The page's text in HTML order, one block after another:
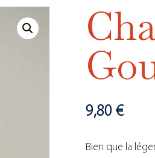
9,80 €
Bien que la